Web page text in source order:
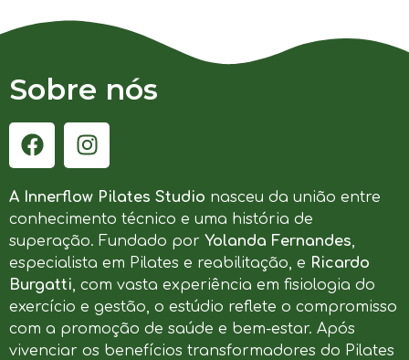
Sobre nós
A Innerflow Pilates Studio nasceu da união entre
conhecimento técnico e uma história de
superação. Fundado por Yolanda Fernandes,
especialista em Pilates e reabilitação, e Ricardo
Burgatti, com vasta experiência em fisiologia do
exercício e gestão, o estúdio reflete o compromisso
com a promoção de saúde e bem-estar. Após
vivenciar os benefícios transformadores do Pilates